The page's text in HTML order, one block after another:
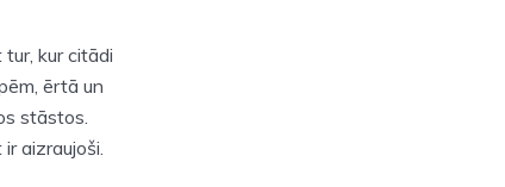
kur citādi
ērtā un
stāstos.
aizraujoši.